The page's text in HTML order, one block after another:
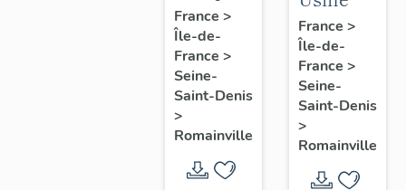
scolaire
Charcot-
Barbusse
France >
Île-de-
France >
Seine-
Saint-Denis
>
Romainville
produits
Roussel-
Uclaf,
puis
Sanofi-
Aventis
France >
Île-de-
France >
Seine-
Saint-Denis
>
Romainville